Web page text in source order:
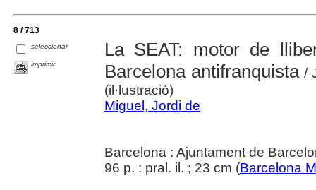
8 / 713
seleccionar
imprimir
La SEAT: motor de
Barcelona antifranquista/
(il·lustració)
Miguel, Jordi de
Barcelona : Ajuntament de
96 p. : pral. il. ; 23 cm (Barcelona